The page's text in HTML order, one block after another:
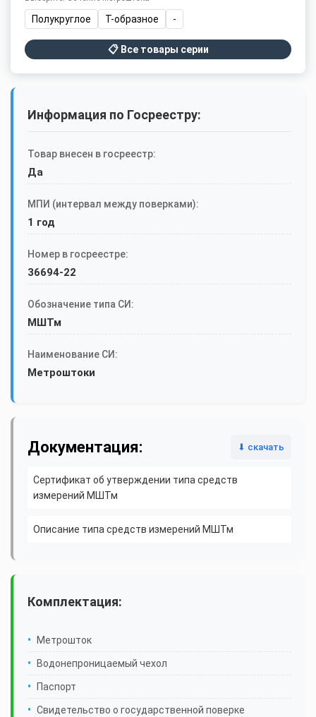
Полукруглое Т-образное -
📋 Все товары серии
Информация по Госреестру:
Товар внесен в госреестр:
Да
МПИ (интервал между поверками):
1 год
Номер в госреестре:
36694-22
Обозначение типа СИ:
МШТм
Наименование СИ:
Метроштоки
Документация: ⬇ скачать
Сертификат об утверждении типа средств
измерений МШТм
Описание типа средств измерений МШТм
Комплектация:
Метрошток
Водонепроницаемый чехол
Паспорт
Свидетельство о государственной поверке